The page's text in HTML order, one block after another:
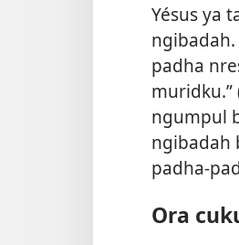
Yésus ya
padha
muridku.”
ngumpul
ngibadah
padha-
Ora